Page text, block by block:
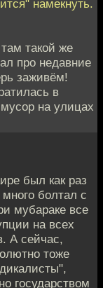
намекнуть.
такой же
про недавние
заживём!
в
на улицах
был как раз
болтал с
мубараке все
на всех
А сейчас,
тоже
государством